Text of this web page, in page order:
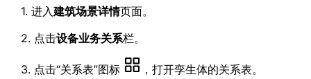
1. 进入建筑场景详情页面。
2. 点击设备业务关系栏。
3. 点击“关系表”图标
，打开孪生体的关系表。